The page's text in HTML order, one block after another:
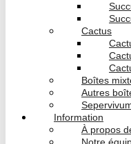
Cactus
Boîtes
Autres
Information
À propos